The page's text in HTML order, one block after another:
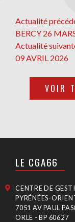
DE
L’ARTICLE
Actualité
BERCY 26
Actualité
09 AVRIL 2026
VOIR
LE CGA66
CENTRE DE
PYRÉNÉES-
7051 AV PAUL
ORLE - BP 60627